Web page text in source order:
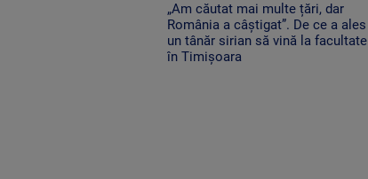
„Am căutat mai multe țări, dar
România a câștigat”. De ce a ales
un tânăr sirian să vină la facultate
în Timișoara